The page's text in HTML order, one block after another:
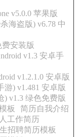
v5.0.0 苹果版
海盗版) v6.78 中
费安装版
v1.3 安卓手
v1.2.1.0 安卓版
) v1.481 安卓版
) v1.3 绿色免费版
板
简历自我介绍
工作简历
招聘简历模板